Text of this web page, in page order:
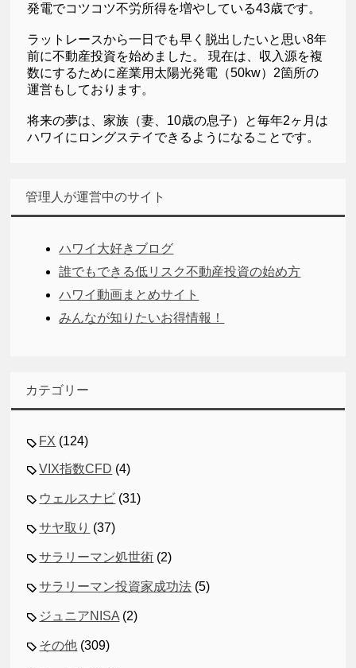
発電でコツコツ不労所得を増やしている43歳です。
ラットレースから一日でも早く脱出したいと思い8年
前に不動産投資を始めました。 現在は、収入源を複
数にするために産業用太陽光発電（50kw）2箇所の
運営もしております。
将来の夢は、家族（妻、10歳の息子）と毎年2ヶ月は
ハワイにロングステイできるようになることです。
管理人が運営中のサイト
ハワイ大好きブログ
誰でもできる低リスク不動産投資の始め方
ハワイ動画まとめサイト
みんなが知りたいお得情報！
カテゴリー
FX (124)
VIX指数CFD (4)
ウェルスナビ (31)
サヤ取り (37)
サラリーマン処世術 (2)
サラリーマン投資家成功法 (5)
ジュニアNISA (2)
その他 (309)